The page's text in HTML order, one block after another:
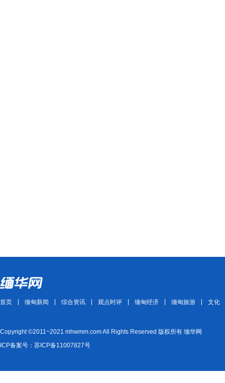
首页 缅甸新闻 综合资讯 观点时评 缅甸经济 缅甸旅游 文化
Copyright ©2011~2021 mhwmm.com All Rights Reserved 版权所有 缅华网
ICP备案号：苏ICP备11007827号